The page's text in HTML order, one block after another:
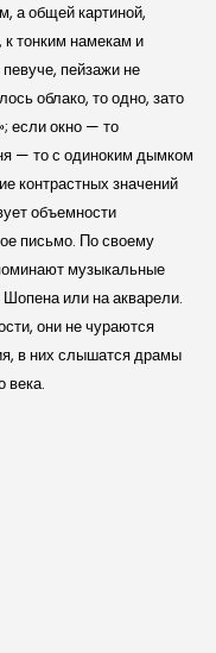
а общей картиной,
к тонким намекам и
пейзажи не
облако, то одно, зато
если окно — то
— то с одиноким дымком
контрастных значений
объемности
письмо. По своему
музыкальные
или на акварели.
они не чураются
в них слышатся драмы
века.